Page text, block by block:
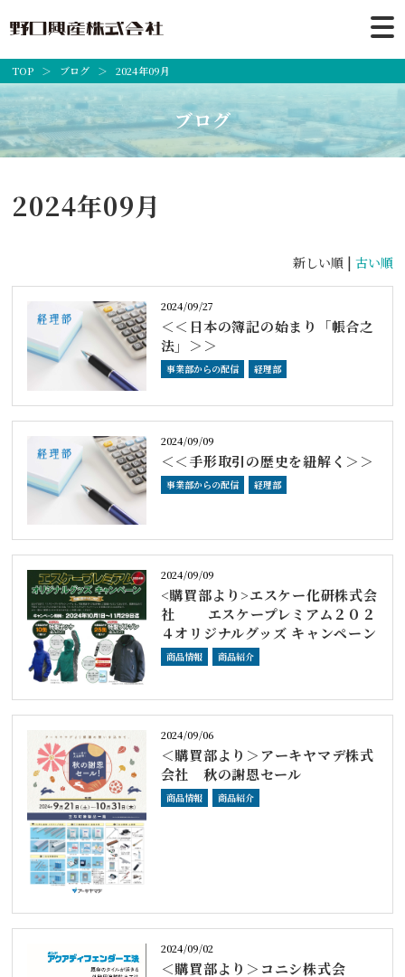
TOP ブログ 2024年09月
ブログ
2024年09月
新しい順 | 古い順
2024/09/27
＜＜日本の簿記の始まり「帳合之
法」＞＞
事業部からの配信 経理部
2024/09/09
＜＜手形取引の歴史を紐解く＞＞
事業部からの配信 経理部
2024/09/09
<購買部より>エスケー化研株式会
社 エスケープレミアム２０２
４オリジナルグッズ キャンペーン
商品情報 商品紹介
2024/09/06
＜購買部より＞アーキヤマデ株式
会社 秋の謝恩セール
商品情報 商品紹介
2024/09/02
＜購買部より＞コニシ株式会